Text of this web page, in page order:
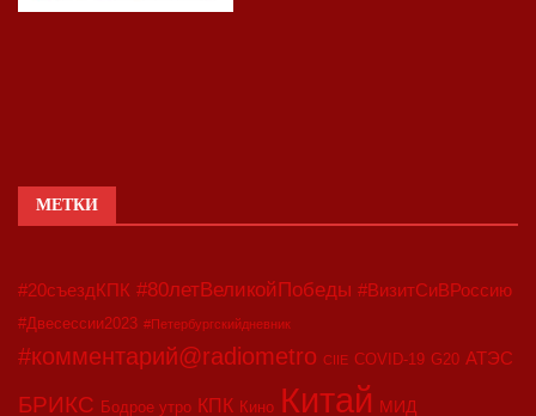
МЕТКИ
#20съездКПК #80летВеликойПобеды #ВизитСиВРоссию
#Двесессии2023 #Петербургскийдневник
#комментарий@radiometro CIIE COVID-19 G20 АТЭС
БРИКС Бодрое утро КПК Кино Китай МИД